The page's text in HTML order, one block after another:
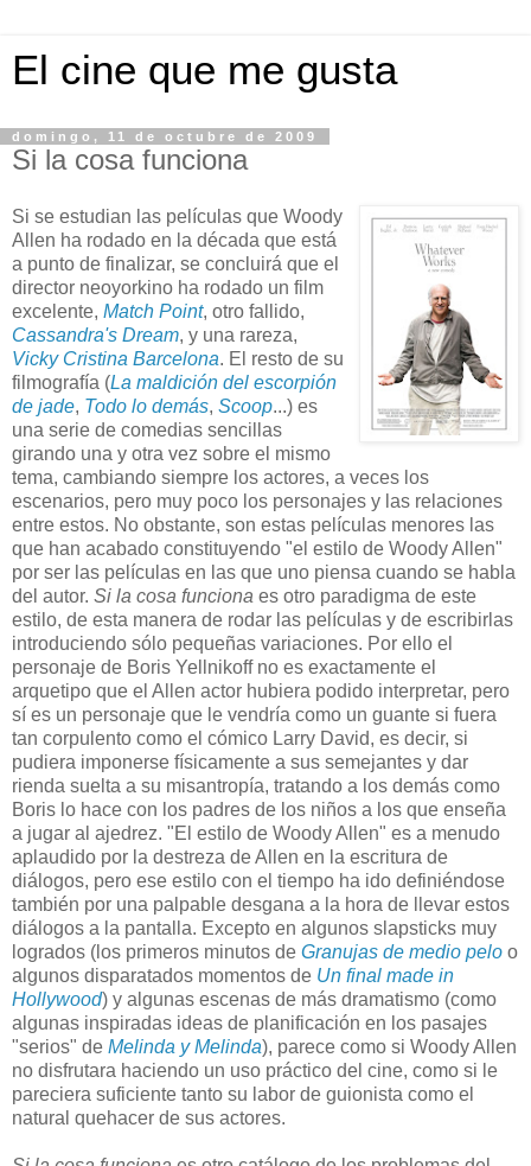
El cine que me gusta
domingo, 11 de octubre de 2009
Si la cosa funciona
Si se estudian las películas que Woody
Allen ha rodado en la década que está
a punto de finalizar, se concluirá que el
director neoyorkino ha rodado un film
excelente, Match Point, otro fallido,
Cassandra's Dream, y una rareza,
Vicky Cristina Barcelona. El resto de su
filmografía (La maldición del escorpión
de jade, Todo lo demás, Scoop...) es
una serie de comedias sencillas
girando una y otra vez sobre el mismo
tema, cambiando siempre los actores, a veces los
escenarios, pero muy poco los personajes y las relaciones
entre estos. No obstante, son estas películas menores las
que han acabado constituyendo "el estilo de Woody Allen"
por ser las películas en las que uno piensa cuando se habla
del autor. Si la cosa funciona es otro paradigma de este
estilo, de esta manera de rodar las películas y de escribirlas
introduciendo sólo pequeñas variaciones. Por ello el
personaje de Boris Yellnikoff no es exactamente el
arquetipo que el Allen actor hubiera podido interpretar, pero
sí es un personaje que le vendría como un guante si fuera
tan corpulento como el cómico Larry David, es decir, si
pudiera imponerse físicamente a sus semejantes y dar
rienda suelta a su misantropía, tratando a los demás como
Boris lo hace con los padres de los niños a los que enseña
a jugar al ajedrez. "El estilo de Woody Allen" es a menudo
aplaudido por la destreza de Allen en la escritura de
diálogos, pero ese estilo con el tiempo ha ido definiéndose
también por una palpable desgana a la hora de llevar estos
diálogos a la pantalla. Excepto en algunos slapsticks muy
logrados (los primeros minutos de Granujas de medio pelo o
algunos disparatados momentos de Un final made in
Hollywood) y algunas escenas de más dramatismo (como
algunas inspiradas ideas de planificación en los pasajes
"serios" de Melinda y Melinda), parece como si Woody Allen
no disfrutara haciendo un uso práctico del cine, como si le
pareciera suficiente tanto su labor de guionista como el
natural quehacer de sus actores.